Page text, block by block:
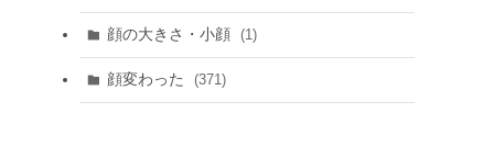
顔の大きさ・小顔 (1)
顔変わった (371)